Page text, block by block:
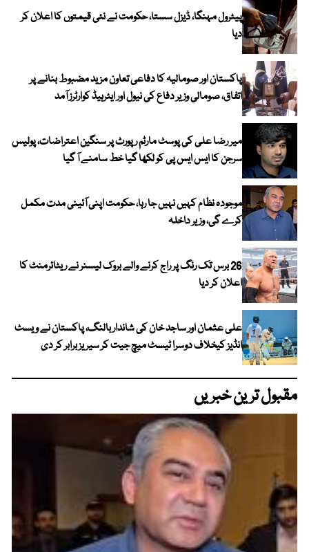
پیٹرول مہنگا، ڈیزل سستا، حکومت نے نئی قیمتوں کا اعلان کر
دیا
پاکستان اور صومالیہ کا دفاعی تعاون مزید مضبوط بنانے پر
اتفاق، صومالی وزیر دفاع کی نیول اور ایئرہیڈ کوارٹرز آمد
میر رضا علی کی پوسٹ مارٹم رپورٹ پر سنگین اعتراضات، پولیس
سرجن کا ایس ایس پی کو لکھا گیا خط سامنے آ گیا
موجودہ نظام کہیں نہیں جا رہا، حکومت اپنی آئینی مدت مکمل
کرے گی، وزیر داخلہ
26 برس تک رنگ پر راج کرنے والے بروک لیسنر نے ریٹائرمنٹ کا
اعلان کر دیا
علی عثمان اور ساجد خان کی شاندار بالنگ، پاکستان نے ویسٹ
انڈیز کیخلاف دوسرا ٹیسٹ میچ جیت کر سیریز برابر کر دی
مقبول ترین خبریں